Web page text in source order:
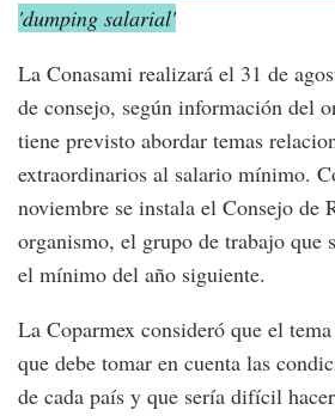
'dumping salarial'
La Conasami realizará el 31 de
de consejo, según información del
tiene previsto abordar temas
extraordinarios al salario mínimo.
noviembre se instala el Consejo de
organismo, el grupo de trabajo que
el mínimo del año siguiente.
La Coparmex consideró que el
que debe tomar en cuenta las
de cada país y que sería difícil